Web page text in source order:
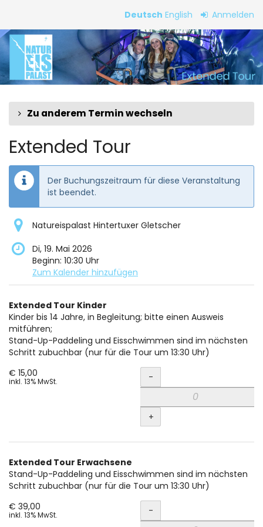
Inhalt
springen
Deutsch English Anmelden
Extended
Tour
Zu anderem Termin wechseln
Extended Tour
Der Buchungszeitraum für diese Veranstaltung
ist beendet.
Natureispalast Hintertuxer Gletscher
Di, 19. Mai 2026
Beginn: 10:30 Uhr
Zum Kalender hinzufügen
Produkte
Unkategorisierte
Produkte
Extended Tour Kinder
Kinder bis 14 Jahre, in Begleitung; bitte einen Ausweis
mitführen;
Stand-Up-Paddeling und Eisschwimmen sind im nächsten
Schritt zubuchbar (nur für die Tour um 13:30 Uhr)
€ 15,00
inkl. 13% MwSt. Menge
-
+
Extended Tour Erwachsene
Stand-Up-Paddeling und Eisschwimmen sind im nächsten
Schritt zubuchbar (nur für die Tour um 13:30 Uhr)
€ 39,00
inkl. 13% MwSt. Menge
-